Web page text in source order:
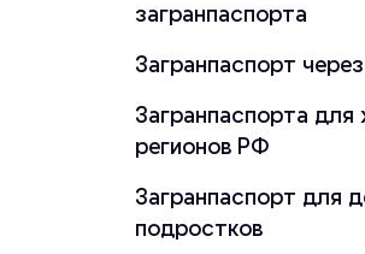
загранпаспорта
Загранпаспорт
Загранпаспорта для
регионов РФ
Загранпаспорт для
подростков